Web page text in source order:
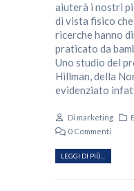
aiuterà i nostri
di vista fisico
ricerche hanno
praticato da
Uno studio del
Hillman, della
evidenziato
Di marketing
0 Commenti
LEGGI DI PIÙ...